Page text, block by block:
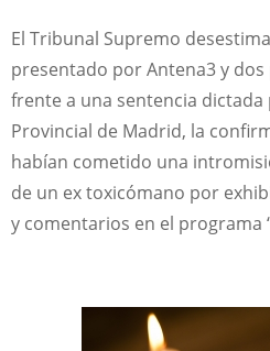
El Tribunal Supremo
presentado por Antena3 y
frente a una sentencia dictada
Provincial de Madrid, la
habían cometido una
de un ex toxicómano por
y comentarios en el programa